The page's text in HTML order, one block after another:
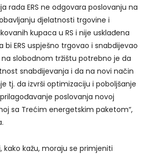
rada ERS ne odgovara poslovanju na
djelatnosti trgovine i
kupaca u RS i nije usklađena
bi ERS uspješno trgovao i snabdijevao
slobodnom tržištu potrebno je da
snabdijevanja i da na novi način
tj. da izvrši optimizaciju i poboljšanje
poslovanja novoj
sa Trećim energetskim paketom“,
kako kažu, moraju se primjeniti